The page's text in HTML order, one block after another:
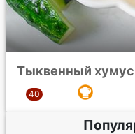
Тыквенный хумус